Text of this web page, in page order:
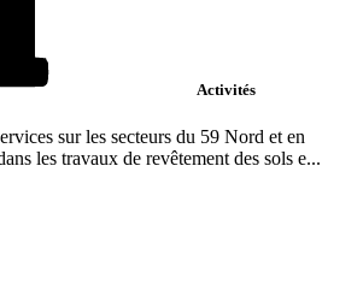
Activités
sur les secteurs du 59 Nord et en
les travaux de revêtement des sols e...